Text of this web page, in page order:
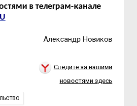
в телеграм-канале
Александр Новиков
Следите за нашими
новостями здесь